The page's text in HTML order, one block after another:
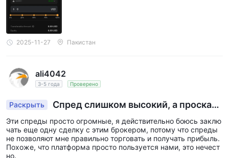
2025-11-27 Пакистан
ali4042
3-5 года Проверено
Раскрыть
Спред слишком высокий, а проскаль
зывание значительное, из-за чего я потерял ср
едства в августе.
Эти спреды просто огромные, я действительно боюсь заклю
чать еще одну сделку с этим брокером, потому что спреды
не позволяют мне правильно торговать и получать прибыль.
Похоже, что платформа просто пользуется нами, это нечест
но.